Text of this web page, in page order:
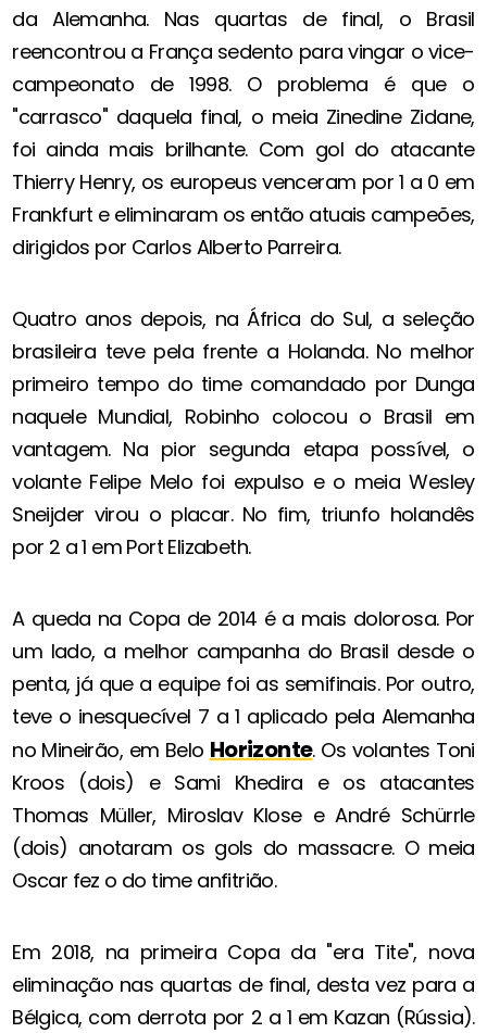
da Alemanha. Nas quartas de final, o Brasil
reencontrou a França sedento para vingar o vice-
campeonato de 1998. O problema é que o
"carrasco" daquela final, o meia Zinedine Zidane,
foi ainda mais brilhante. Com gol do atacante
Thierry Henry, os europeus venceram por 1 a 0 em
Frankfurt e eliminaram os então atuais campeões,
dirigidos por Carlos Alberto Parreira.
Quatro anos depois, na África do Sul, a seleção
brasileira teve pela frente a Holanda. No melhor
primeiro tempo do time comandado por Dunga
naquele Mundial, Robinho colocou o Brasil em
vantagem. Na pior segunda etapa possível, o
volante Felipe Melo foi expulso e o meia Wesley
Sneijder virou o placar. No fim, triunfo holandês
por 2 a 1 em Port Elizabeth.
A queda na Copa de 2014 é a mais dolorosa. Por
um lado, a melhor campanha do Brasil desde o
penta, já que a equipe foi as semifinais. Por outro,
teve o inesquecível 7 a 1 aplicado pela Alemanha
no Mineirão, em Belo Horizonte. Os volantes Toni
Kroos (dois) e Sami Khedira e os atacantes
Thomas Müller, Miroslav Klose e André Schürrle
(dois) anotaram os gols do massacre. O meia
Oscar fez o do time anfitrião.
Em 2018, na primeira Copa da "era Tite", nova
eliminação nas quartas de final, desta vez para a
Bélgica, com derrota por 2 a 1 em Kazan (Rússia).